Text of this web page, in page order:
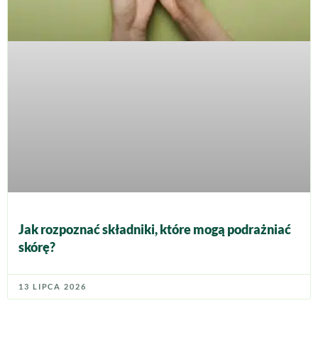
Jak rozpoznać składniki, które mogą podrażniać
skórę?
13 LIPCA 2026